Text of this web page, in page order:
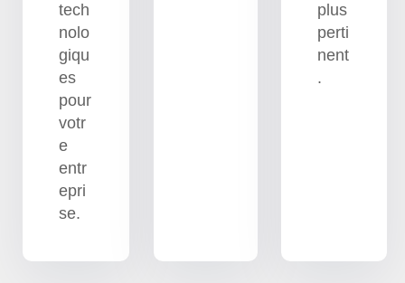
tech
nolo
giqu
es
pour
votr
e
entr
epri
se.
plus
perti
nent
.